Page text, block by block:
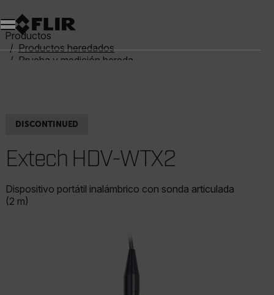
Productos
Productos heredados
Prueba y medición heredadas
DISCONTINUED
Extech HDV-WTX2
Dispositivo portátil inalámbrico con sonda articulada
(2 m)